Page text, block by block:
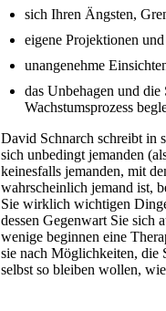
sich Ihren Ängsten,
eigene Projektionen
unangenehme
das Unbehagen und die
Wachstumsprozess
David Schnarch schreibt in
sich unbedingt jemanden
keinesfalls jemanden, mit
wahrscheinlich jemand ist,
Sie wirklich wichtigen
dessen Gegenwart Sie
wenige beginnen eine
sie nach Möglichkeiten, die
selbst so bleiben wollen,